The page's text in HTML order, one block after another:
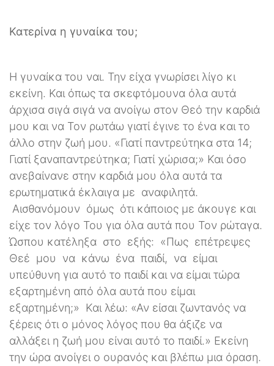
Κατερίνα η γυναίκα του;
Η γυναίκα του ναι. Την είχα γνωρίσει λίγο κι
εκείνη. Και όπως τα σκεφτόμουνα όλα αυτά
άρχισα σιγά σιγά να ανοίγω στον Θεό την καρδιά
μου και να Τον ρωτάω γιατί έγινε το ένα και το
άλλο στην ζωή μου. «Γιατί παντρεύτηκα στα 14;
Γιατί ξαναπαντρεύτηκα; Γιατί χώρισα;» Και όσο
ανεβαίνανε στην καρδιά μου όλα αυτά τα
ερωτηματικά έκλαιγα με αναφιλητά.
Αισθανόμουν όμως ότι κάποιος με άκουγε και
είχε τον λόγο Του για όλα αυτά που Τον ρώταγα.
Ώσπου κατέληξα στο εξής: «Πως επέτρεψες
Θεέ μου να κάνω ένα παιδί, να είμαι
υπεύθυνη για αυτό το παιδί και να είμαι τώρα
εξαρτημένη από όλα αυτά που είμαι
εξαρτημένη;» Και λέω: «Αν είσαι ζωντανός να
ξέρεις ότι ο μόνος λόγος που θα άξιζε να
αλλάξει η ζωή μου είναι αυτό το παιδί.» Εκείνη
την ώρα ανοίγει ο ουρανός και βλέπω μια όραση.